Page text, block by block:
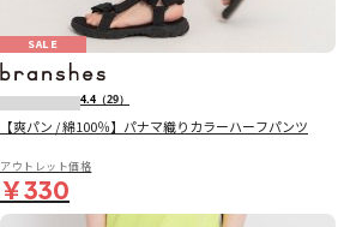
SALE
4.4 （29）
【爽パン / 綿100％】パナマ織りカラーハーフパンツ
アウトレット価格
￥330